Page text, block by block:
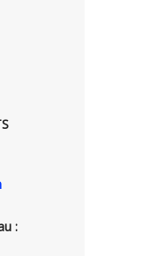
: